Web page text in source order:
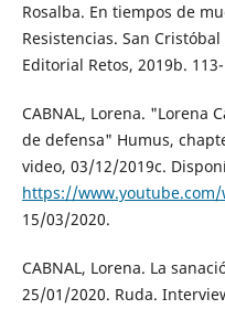
Rosalba. En tiempos de
Resistencias. San
Editorial Retos, 2019b.
CABNAL, Lorena. "Lorena
de defensa" Humus,
video, 03/12/2019c.
https://www.youtube.com/
15/03/2020.
CABNAL, Lorena. La
25/01/2020. Ruda.